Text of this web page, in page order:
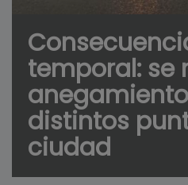
temporal: se
distintos
ciudad